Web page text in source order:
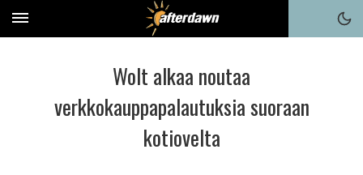
Wolt alkaa noutaa
verkkokauppapalautuksia suoraan
kotiovelta